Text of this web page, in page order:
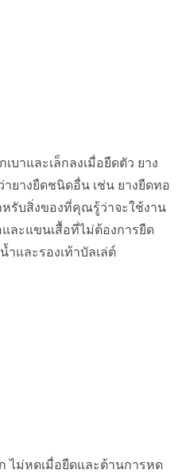
บาและเล็กลงเมื่อยืดตัว ยาง
ยางยืดชนิดอื่น เช่น ยางยืดทอ
หรับสิ่งของที่คุณรู้ว่าจะใช้งาน
ละแขนเสื้อที่ไม่ต้องการยืด
และรองเท้าบัลเล่ต์
ไม่หดเมื่อยืดและต้านการหด